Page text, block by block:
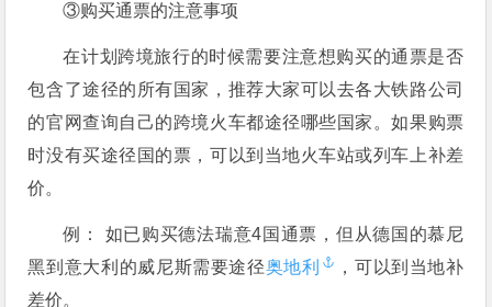
③购买通票的注意事项
在计划跨境旅行的时候需要注意想购买的通票是否
包含了途径的所有国家，推荐大家可以去各大铁路公司
的官网查询自己的跨境火车都途径哪些国家。如果购票
时没有买途径国的票，可以到当地火车站或列车上补差
价。
例： 如已购买德法瑞意4国通票，但从德国的慕尼
黑到意大利的威尼斯需要途径奥地利
，可以到当地补
差价。